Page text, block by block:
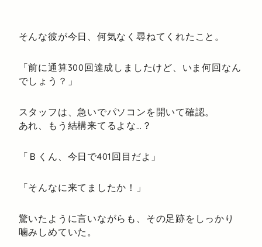
そんな彼が今日、何気なく尋ねてくれたこと。
「前に通算300回達成しましたけど、いま何回なん
でしょう？」
スタッフは、急いでパソコンを開いて確認。
あれ、もう結構来てるよな…？
「Ｂくん、今日で401回目だよ」
「そんなに来てましたか！」
驚いたように言いながらも、その足跡をしっかり
噛みしめていた。